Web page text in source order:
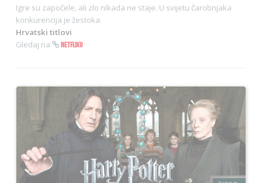
Igre su započele, ali zlo nikada ne staje. U svijetu čarobnjaka
konkurencija je žestoka.
Hrvatski titlovi
Gledaj na
NETFLIXU